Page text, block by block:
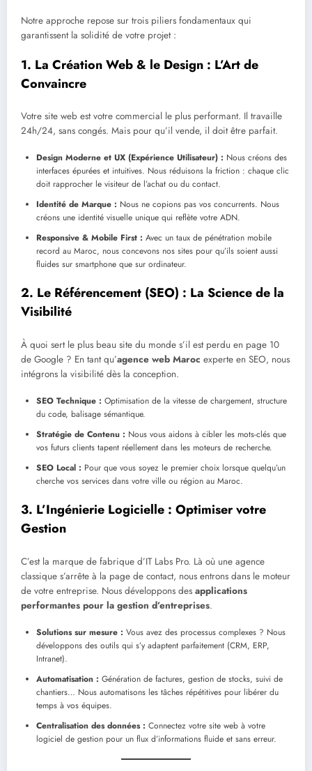
Notre approche repose sur trois piliers fondamentaux qui
garantissent la solidité de votre projet :
1. La Création Web & le Design : L’Art de
Convaincre
Votre site web est votre commercial le plus performant. Il travaille
24h/24, sans congés. Mais pour qu’il vende, il doit être parfait.
Design Moderne et UX (Expérience Utilisateur) : Nous créons des
interfaces épurées et intuitives. Nous réduisons la friction : chaque clic
doit rapprocher le visiteur de l’achat ou du contact.
Identité de Marque : Nous ne copions pas vos concurrents. Nous
créons une identité visuelle unique qui reflète votre ADN.
Responsive & Mobile First : Avec un taux de pénétration mobile
record au Maroc, nous concevons nos sites pour qu’ils soient aussi
fluides sur smartphone que sur ordinateur.
2. Le Référencement (SEO) : La Science de la
Visibilité
À quoi sert le plus beau site du monde s’il est perdu en page 10
de Google ? En tant qu’agence web Maroc experte en SEO, nous
intégrons la visibilité dès la conception.
SEO Technique : Optimisation de la vitesse de chargement, structure
du code, balisage sémantique.
Stratégie de Contenu : Nous vous aidons à cibler les mots-clés que
vos futurs clients tapent réellement dans les moteurs de recherche.
SEO Local : Pour que vous soyez le premier choix lorsque quelqu’un
cherche vos services dans votre ville ou région au Maroc.
3. L’Ingénierie Logicielle : Optimiser votre
Gestion
C’est la marque de fabrique d’IT Labs Pro. Là où une agence
classique s’arrête à la page de contact, nous entrons dans le moteur
de votre entreprise. Nous développons des applications
performantes pour la gestion d’entreprises.
Solutions sur mesure : Vous avez des processus complexes ? Nous
développons des outils qui s’y adaptent parfaitement (CRM, ERP,
Intranet).
Automatisation : Génération de factures, gestion de stocks, suivi de
chantiers… Nous automatisons les tâches répétitives pour libérer du
temps à vos équipes.
Centralisation des données : Connectez votre site web à votre
logiciel de gestion pour un flux d’informations fluide et sans erreur.